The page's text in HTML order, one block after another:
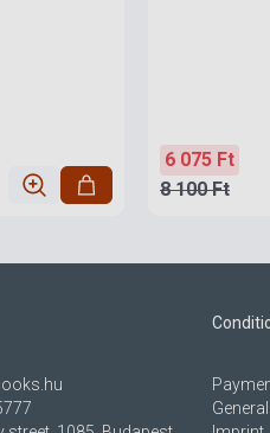
6 075 Ft
8 100 Ft